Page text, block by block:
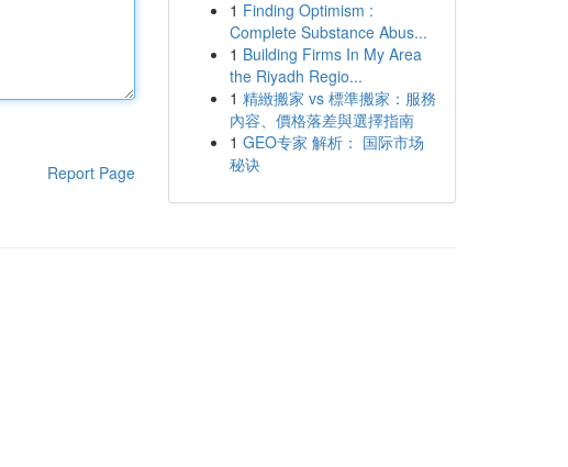
Report Page
1 Finding Optimism :
Complete Substance Abus...
1 Building Firms In My Area
the Riyadh Regio...
1 精緻搬家 vs 標準搬家：服務
內容、價格落差與選擇指南
1 GEO专家 解析： 国际市场
秘诀